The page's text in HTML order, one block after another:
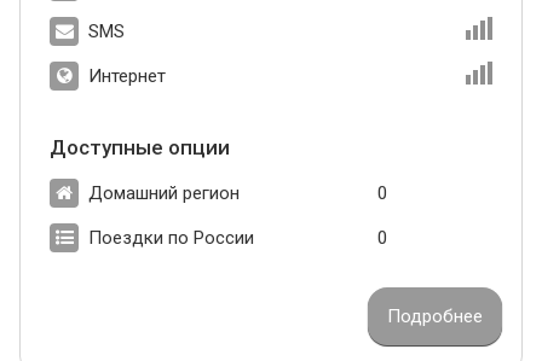
SMS
Интернет
Доступные опции
Домашний регион 0
Поездки по России 0
Подробнее